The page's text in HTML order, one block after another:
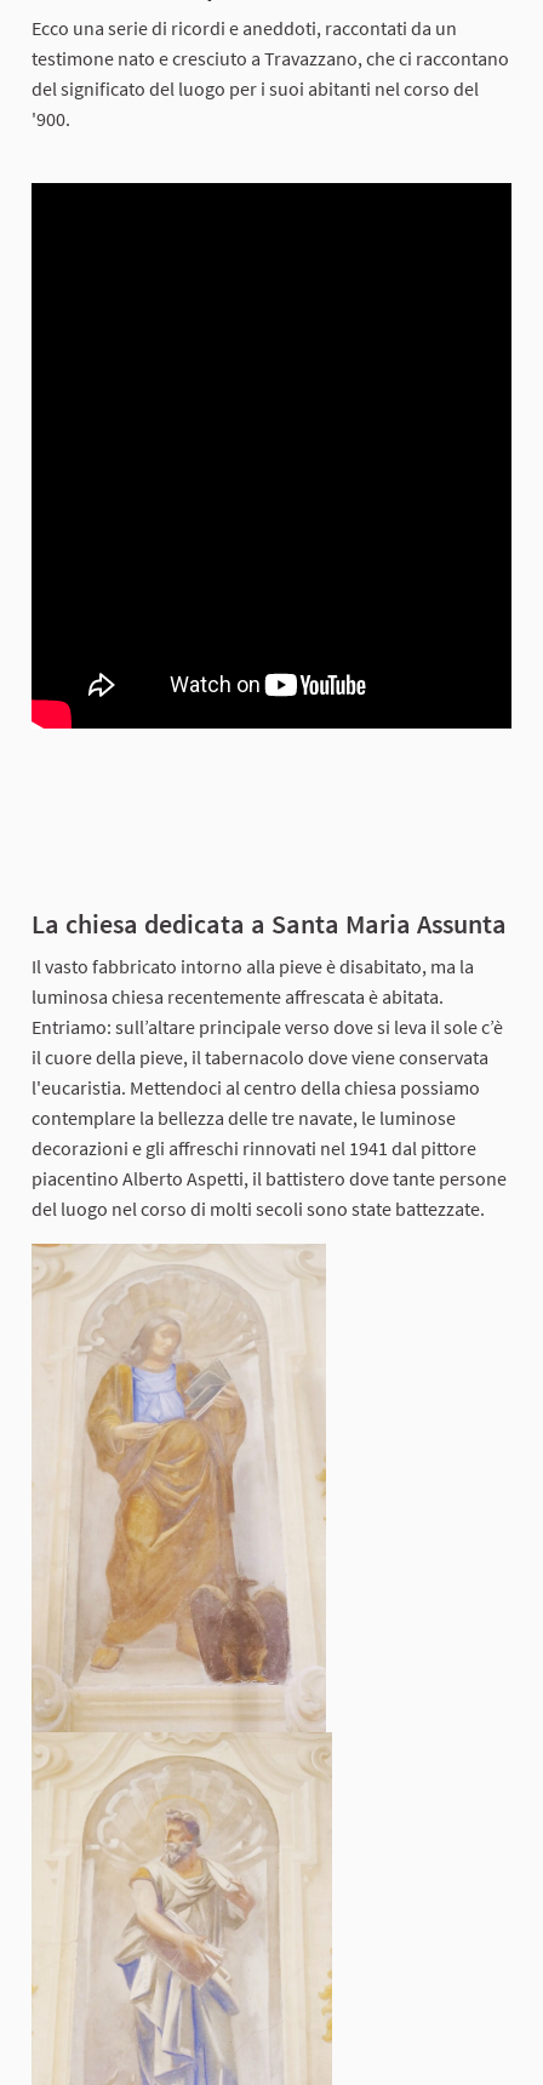
Ecco una serie di ricordi e aneddoti, raccontati da un
testimone nato e cresciuto a Travazzano, che ci raccontano
del significato del luogo per i suoi abitanti nel corso del
'900.
La chiesa dedicata a Santa Maria Assunta
Il vasto fabbricato intorno alla pieve è disabitato, ma la
luminosa chiesa recentemente affrescata è abitata.
Entriamo: sull’altare principale verso dove si leva il sole c’è
il cuore della pieve, il tabernacolo dove viene conservata
l'eucaristia. Mettendoci al centro della chiesa possiamo
contemplare la bellezza delle tre navate, le luminose
decorazioni e gli affreschi rinnovati nel 1941 dal pittore
piacentino Alberto Aspetti, il battistero dove tante persone
del luogo nel corso di molti secoli sono state battezzate.